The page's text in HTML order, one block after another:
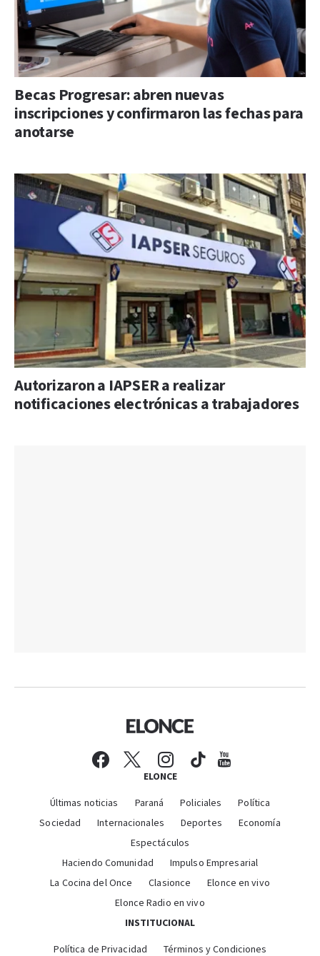
Becas Progresar: abren nuevas
inscripciones y confirmaron las fechas para
anotarse
Autorizaron a IAPSER a realizar
notificaciones electrónicas a trabajadores
ELONCE
Últimas noticias Paraná Policiales
Política
Sociedad
Internacionales Deportes
Economía
Espectáculos
Haciendo Comunidad
Impulso Empresarial
La Cocina del Once
Clasionce
Elonce en vivo
Elonce Radio en vivo
INSTITUCIONAL
Política de Privacidad Términos y Condiciones